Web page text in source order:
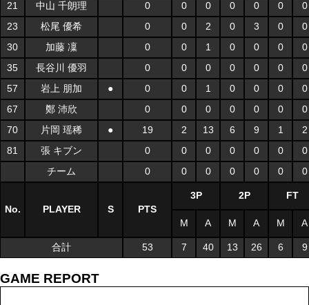
21
中山 千朗理 0 0 0 0 0 0
0
23
松尾 優希 0 0 2 0 3 0
0
30
加藤 凜 0 0 1 0 0 0
0
35
長谷川 優羽 0 0 0 0 0 0
0
57
岩上 朋加 ● 0 0 1 0 0 0
0
67
鄭 沛欣 0 0 0 0 0 0
0
70
片岡 瑶稀 ● 19 2 13 6 9 1
2
81
張 キブン 0 0 0 0 0 0
0
チーム
0 0 0 0 0 0 0
No. PLAYER S PTS
3P 2P FT
M A M A M A
合計 53 7 40 13 26 6 9
GAME REPORT